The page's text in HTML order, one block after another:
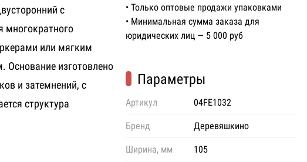
с
многократного
или мягким
изготовлено
и затемнений, с
структура
• Только оптовые продажи упаковками
• Минимальная сумма заказа для
юридических лиц — 5 000 руб
Параметры
Артикул 04FE1032
Бренд Деревяшкино
Ширина, мм 105